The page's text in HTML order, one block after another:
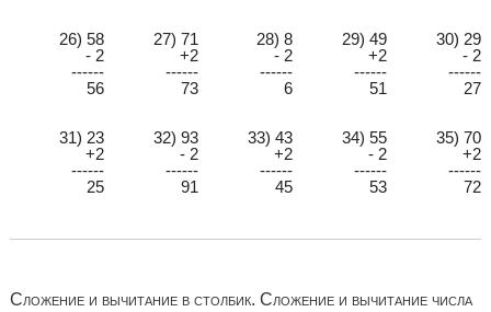
26) 58 27) 71 28) 8 29) 49
30) 29
- 2
+2 - 2 +2
- 2
------
------ ------ ------
------
56
73 6 51 27
31) 23 32) 93 33) 43 34) 55
35) 70
+2
- 2 +2 - 2
+2
------
------ ------ ------
------
25
91 45 53 72
Сложение и вычитание в столбик. Сложение и вычитание числа